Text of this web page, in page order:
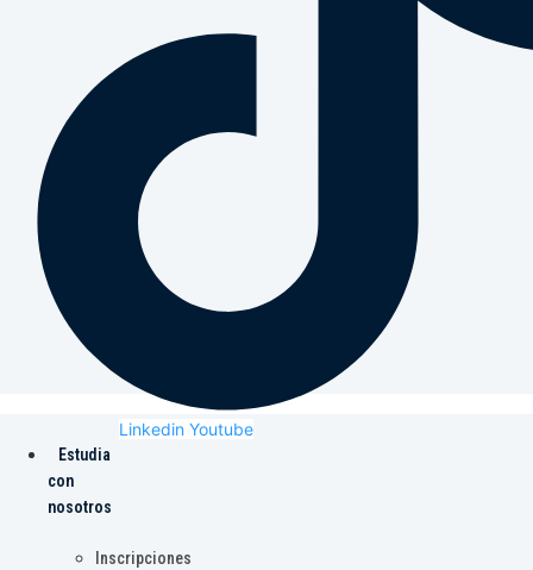
Linkedin Youtube
Estudia
con
nosotros
Inscripciones